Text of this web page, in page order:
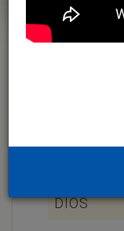
154-LRM-
QUE
DIOS